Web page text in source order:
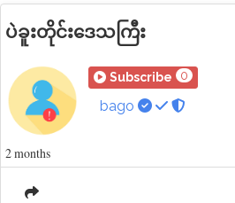
ပဲခူးတိုင်းဒေသကြီး
Subscribe 0
bago
2 months